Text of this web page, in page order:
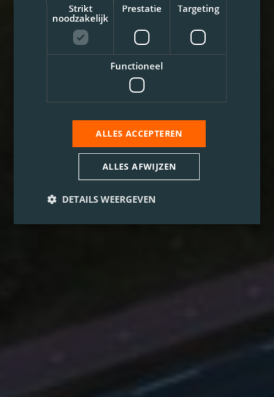
Strikt
noodzakelijk
Prestatie Targeting
Functioneel
ALLES ACCEPTEREN
ALLES AFWIJZEN
DETAILS WEERGEVEN